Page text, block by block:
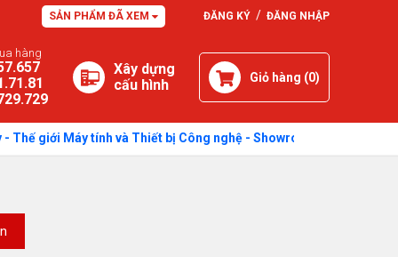
SẢN PHẨM ĐÃ XEM ĐĂNG KÝ / ĐĂNG NHẬP
hàng
Xây dựng
cấu hình
Giỏ hàng (0)
Máy tính và Thiết bị Công nghệ - Showroom: 750 Quang Trung,